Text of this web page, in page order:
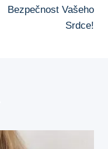
Bezpečnost Vašeho
Srdce!